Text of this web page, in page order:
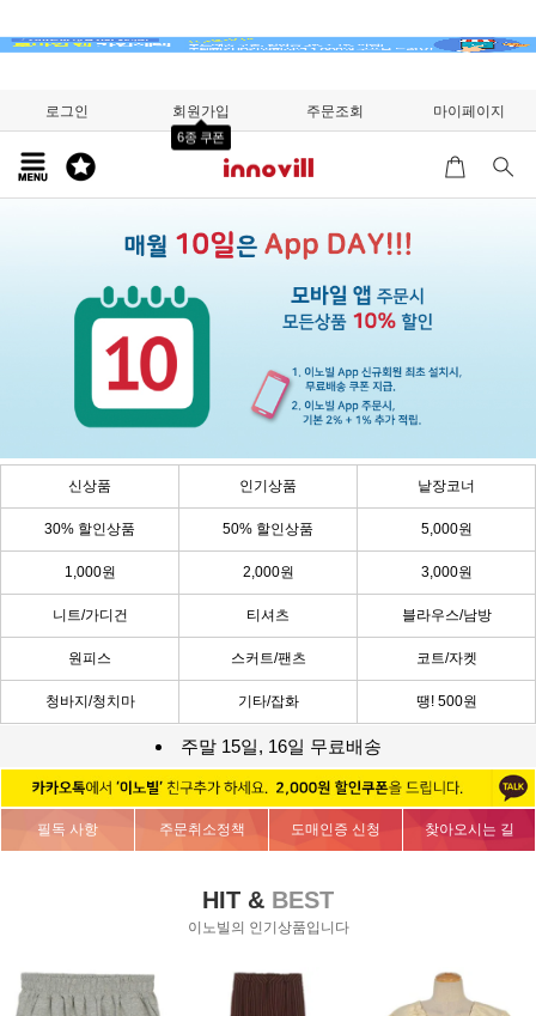
로그인 회원가입
6종 쿠폰
주문조회 마이페이지
신상품 인기상품 낱장코너
30% 할인상품 50% 할인상품 5,000원
1,000원 2,000원 3,000원
니트/가디건 티셔츠 블라우스/남방
원피스 스커트/팬츠 코트/자켓
청바지/청치마 기타/잡화 땡! 500원
주말 15일, 16일 무료배송
필독 사항 주문취소정책 도매인증 신청 찾아오시는 길
HIT & BEST
이노빌의 인기상품입니다